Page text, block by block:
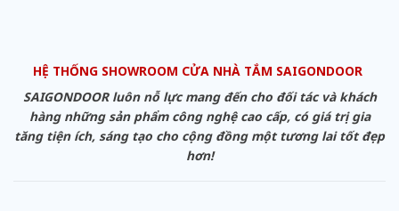
HỆ THỐNG SHOWROOM CỬA NHÀ TẮM SAIGONDOOR
SAIGONDOOR luôn nỗ lực mang đến cho đối tác và khách
hàng những sản phẩm công nghệ cao cấp, có giá trị gia
tăng tiện ích, sáng tạo cho cộng đồng một tương lai tốt đẹp
hơn!